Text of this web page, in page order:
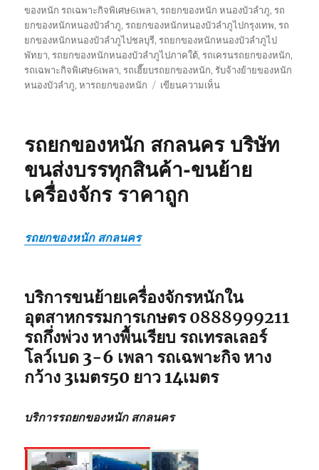
ของหนัก รถเฉพาะกิจพิเศษ6เพลา,รถยกของหนัก หนองบัวลำภู,รถ
ยกของหนักหนองบัวลำภู,รถยกของหนักหนองบัวลำภูไปกรุงเทพ,รถ
ยกของหนักหนองบัวลำภูไปชลบุรี,รถยกของหนักหนองบัวลำภูไป
พัทยา,รถยกของหนักหนองบัวลำภูไปภาคใต้,รถเครนรถยกของหนัก,
รถเฉพาะกิจพิเศษ6เพลา,รถเฮี๊ยบรถยกของหนัก,รับจ้างย้ายของหนัก
หนองบัวลำภู,หารถยกของหนัก เขียนความเห็นบน
หนัก
หนองบัวลำภู
บริษัท
ถูก
รถยกของหนัก สกลนคร บริษัท
ขนส่งบรรทุกสินค้า-ขนย้าย
เครื่องจักร ราคาถูก
รถยกของหนัก สกลนคร
บริการขนย้ายเครื่องจักรหนักใน
อุตสาหกรรมการเกษตร 0888999211
รถกึ่งพ่วง หางพื้นเรียบ รถเทรลเลอร์
โลว์เบด 3-6 เพลา รถเฉพาะกิจ หาง
กว้าง 3เมตร50 ยาว 14เมตร
บริการรถยกของหนัก สกลนคร